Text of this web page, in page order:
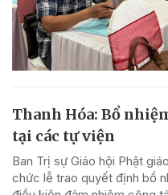
Thanh Hóa: Bổ
tại các tự viện
Ban Trị sự Giáo hội Phật
chức lễ trao quyết định bổ